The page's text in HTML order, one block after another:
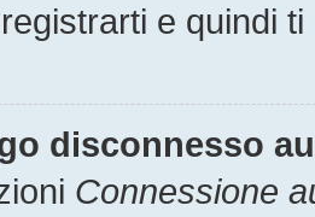
e quindi
disconnesso
Connessione